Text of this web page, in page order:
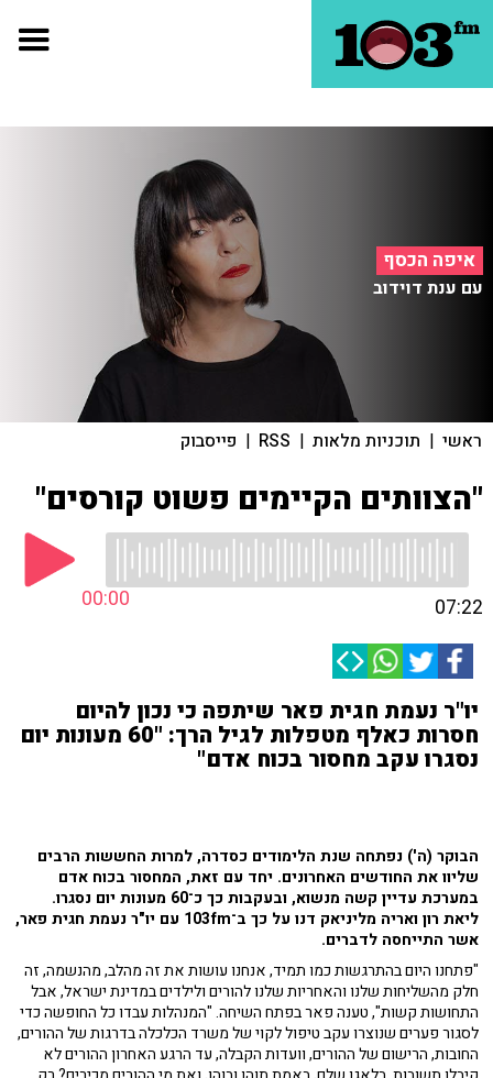
איפה הכסף
עם ענת דוידוב
ראשי | תוכניות מלאות |
RSS
| פייסבוק
"הצוותים הקיימים פשוט קורסים"
00:00 07:22
יו"ר נעמת חגית פאר שיתפה כי נכון להיום
חסרות כאלף מטפלות לגיל הרך: "60 מעונות יום
נסגרו עקב מחסור בכוח אדם"
הבוקר (ה') נפתחה שנת הלימודים כסדרה, למרות החששות הרבים
שליוו את החודשים האחרונים. יחד עם זאת, המחסור בכוח אדם
במערכת עדיין קשה מנשוא, ובעקבות כך כ־60 מעונות יום נסגרו.
ליאת רון ואריה מליניאק דנו על כך ב־103fm עם יו"ר נעמת חגית פאר,
אשר התייחסה לדברים.
"פתחנו היום בהתרגשות כמו תמיד, אנחנו עושות את זה מהלב, מהנשמה, זה
חלק מהשליחות שלנו והאחריות שלנו להורים ולילדים במדינת ישראל, אבל
התחושות קשות", טענה פאר בפתח השיחה. "המנהלות עבדו כל החופשה כדי
לסגור פערים שנוצרו עקב טיפול לקוי של משרד הכלכלה בדרגות של ההורים,
החובות, הרישום של ההורים, וועדות הקבלה, עד הרגע האחרון ההורים לא